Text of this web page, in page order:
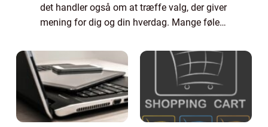
det handler også om at træffe valg, der giver
mening for dig og din hverdag. Mange føler,